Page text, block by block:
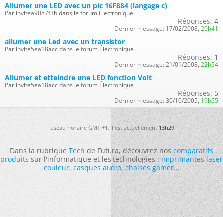
Allumer une LED avec un pic 16F884 (langage c)
Par invitea9087f3b dans le forum Électronique
Réponses: 4
Dernier message: 17/02/2008, 20h41
allumer une Led avec un transistor
Par invite5ea18acc dans le forum Électronique
Réponses: 1
Dernier message: 21/01/2008, 22h54
Allumer et etteindre une LED fonction Volt
Par invite5ea18acc dans le forum Électronique
Réponses: 5
Dernier message: 30/10/2005, 19h55
Fuseau horaire GMT +1. Il est actuellement 13h29.
Dans la rubriqueTechde Futura, découvrez noscomparatifs
produitssur l'informatique et les technologies :imprimantes laser
couleur,casques audio,chaises gamer...